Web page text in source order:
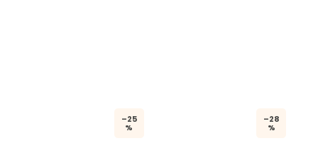
–25
%
–28
%